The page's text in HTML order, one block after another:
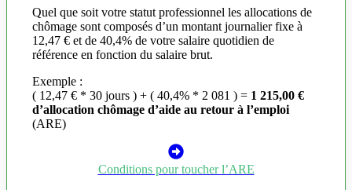
Quel que soit votre statut professionnel les allocations de
chômage sont composés d’un montant journalier fixe à
12,47 € et de 40,4% de votre salaire quotidien de
référence en fonction du salaire brut.
Exemple :
( 12,47 € * 30 jours ) + ( 40,4% * 2 081 ) = 1 215,00 €
d’allocation chômage d’aide au retour à l’emploi
(ARE)
Conditions pour toucher l’ARE